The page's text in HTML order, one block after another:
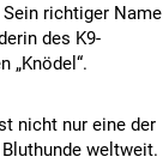
Sein richtiger Name
des K9-
„Knödel“.
nicht nur eine der
weltweit.